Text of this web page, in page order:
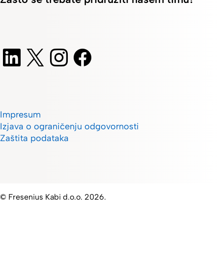
Impresum
Izjava o ograničenju odgovornosti
Zaštita podataka
© Fresenius Kabi d.o.o. 2026.